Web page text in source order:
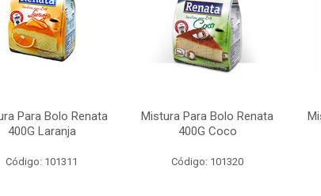
Para Bolo Renata
400G Laranja
Código: 101311
Mistura Para Bolo Renata
400G Coco
Código: 101320